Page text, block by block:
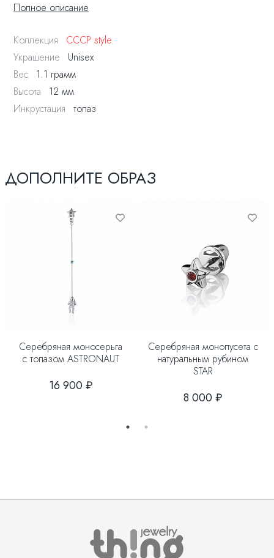
вторую серьгу в ухе, а самым смелым романтикам зайдет
вариант в паре с нашей моносерьгой ASTRONAUT. Кого
влечёт космос, бесконечность, новые открытия, полнота
жизни в самых адреналиновых ее проявлениях - выбирают
этот тандем.
Пусета выполнена в серебре с голубым топазом.
Небесная модель, согласны?
Полное описание
Коллекция
СССР style
Украшение
Unisex
Вес
1.1 грамм
Высота
12 мм
Инкрустация
топаз
ДОПОЛНИТЕ ОБРАЗ
Серебряная моносерьга
с топазом ASTRONAUT
16 900 ₽
Серебряная монопусета с
натуральным рубином
STAR
8 000 ₽